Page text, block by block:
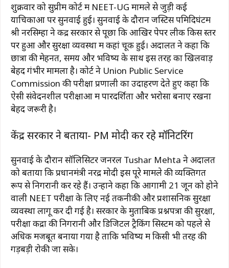
शुक्रवार को सुप्रीम कोर्ट में NEET-UG मामले से जुड़ी कई
याचिकाओं पर सुनवाई हुई। सुनवाई के दौरान जस्टिस पमिदिघंटम
श्री नरसिम्हा ने केंद्र सरकार से पूछा कि आखिर पेपर लीक किस स्तर
पर हुआ और सुरक्षा व्यवस्था में कहां चूक हुई। अदालत ने कहा कि
छात्रों की मेहनत, समय और भविष्य के साथ इस तरह का खिलवाड़
बेहद गंभीर मामला है। कोर्ट ने Union Public Service
Commission की परीक्षा प्रणाली का उदाहरण देते हुए कहा कि
ऐसी संवेदनशील परीक्षाओं में पारदर्शिता और भरोसा बनाए रखना
बेहद जरूरी है।
केंद्र सरकार ने बताया- PM मोदी कर रहे मॉनिटरिंग
सुनवाई के दौरान सॉलिसिटर जनरल Tushar Mehta ने अदालत
को बताया कि प्रधानमंत्री नरेंद्र मोदी इस पूरे मामले की व्यक्तिगत
रूप से निगरानी कर रहे हैं। उन्होंने कहा कि आगामी 21 जून को होने
वाली NEET परीक्षा के लिए नई तकनीकी और प्रशासनिक सुरक्षा
व्यवस्था लागू कर दी गई है। सरकार के मुताबिक प्रश्नपत्रों की सुरक्षा,
परीक्षा केंद्रों की निगरानी और डिजिटल ट्रैकिंग सिस्टम को पहले से
अधिक मजबूत बनाया गया है ताकि भविष्य में किसी भी तरह की
गड़बड़ी रोकी जा सके।